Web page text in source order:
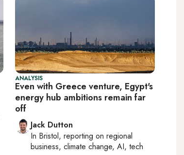
ANALYSIS
Even with Greece venture, Egypt's
energy hub ambitions remain far
off
Jack Dutton
In Bristol, reporting on regional
business, climate change, AI, tech